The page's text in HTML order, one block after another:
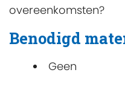
overeenkomsten?
Benodigd
Geen